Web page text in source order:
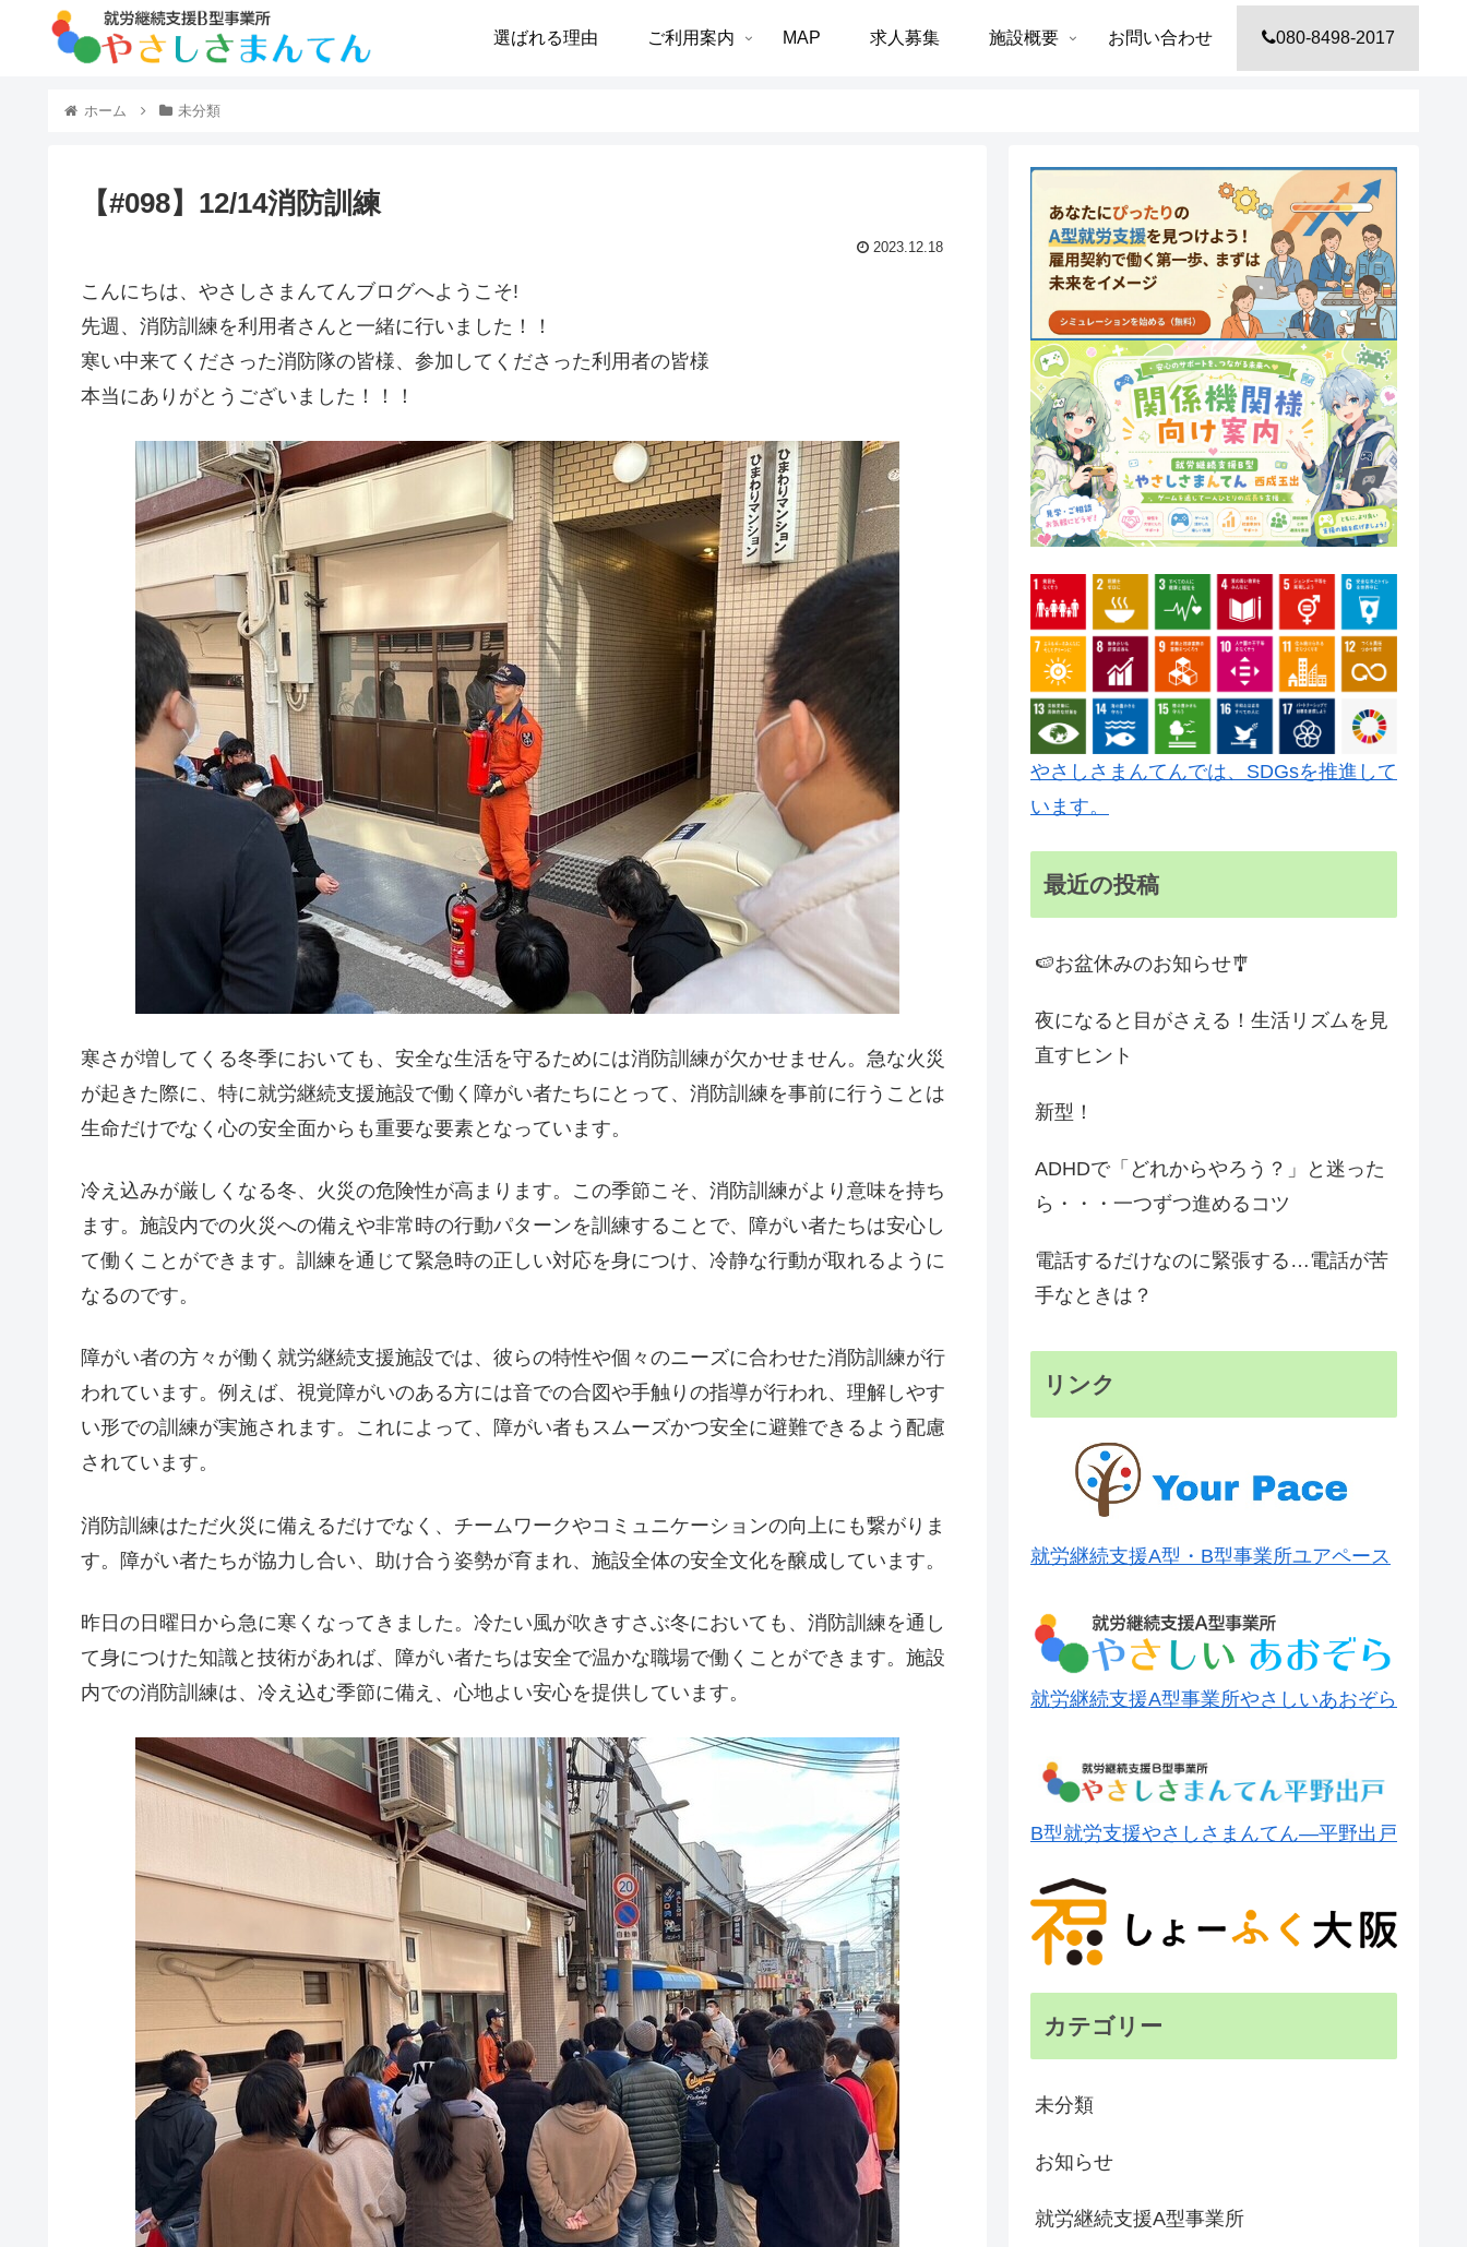
選ばれる理由 ご利用案内 MAP 求人募集 施設概要 お問い合わせ 080-8498-2017
ホーム 未分類
【#098】12/14消防訓練
2023.12.18
こんにちは、やさしさまんてんブログへようこそ!
先週、消防訓練を利用者さんと一緒に行いました！！
寒い中来てくださった消防隊の皆様、参加してくださった利用者の皆様
本当にありがとうございました！！！
寒さが増してくる冬季においても、安全な生活を守るためには消防訓練が欠かせません。急な火災
が起きた際に、特に就労継続支援施設で働く障がい者たちにとって、消防訓練を事前に行うことは
生命だけでなく心の安全面からも重要な要素となっています。
冷え込みが厳しくなる冬、火災の危険性が高まります。この季節こそ、消防訓練がより意味を持ち
ます。施設内での火災への備えや非常時の行動パターンを訓練することで、障がい者たちは安心し
て働くことができます。訓練を通じて緊急時の正しい対応を身につけ、冷静な行動が取れるように
なるのです。
障がい者の方々が働く就労継続支援施設では、彼らの特性や個々のニーズに合わせた消防訓練が行
われています。例えば、視覚障がいのある方には音での合図や手触りの指導が行われ、理解しやす
い形での訓練が実施されます。これによって、障がい者もスムーズかつ安全に避難できるよう配慮
されています。
消防訓練はただ火災に備えるだけでなく、チームワークやコミュニケーションの向上にも繋がりま
す。障がい者たちが協力し合い、助け合う姿勢が育まれ、施設全体の安全文化を醸成しています。
昨日の日曜日から急に寒くなってきました。冷たい風が吹きすさぶ冬においても、消防訓練を通し
て身につけた知識と技術があれば、障がい者たちは安全で温かな職場で働くことができます。施設
内での消防訓練は、冷え込む季節に備え、心地よい安心を提供しています。
やさしさまんてんでは、SDGsを推進して
います。
最近の投稿
🍉お盆休みのお知らせ🎐
夜になると目がさえる！生活リズムを見
直すヒント
新型！
ADHDで「どれからやろう？」と迷った
ら・・・一つずつ進めるコツ
電話するだけなのに緊張する…電話が苦
手なときは？
リンク
就労継続支援A型・B型事業所ユアペース
就労継続支援A型事業所やさしいあおぞら
B型就労支援やさしさまんてん―平野出戸
カテゴリー
未分類
お知らせ
就労継続支援A型事業所